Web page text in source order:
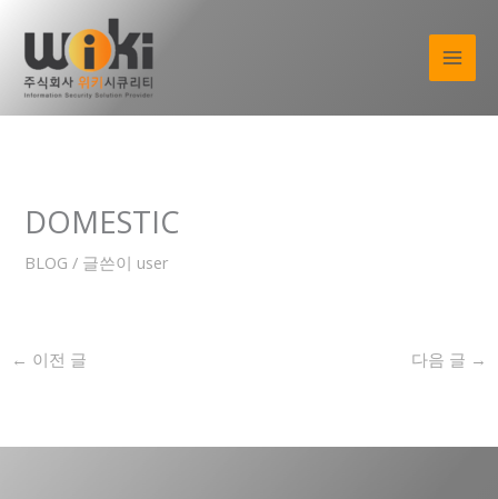
건
DOMESTIC
BLOG / 글쓴이 user
← 이전 글 다음 글 →